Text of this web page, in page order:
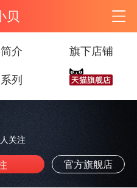
贝
介 旗下店铺
列
人关注
官方旗舰店